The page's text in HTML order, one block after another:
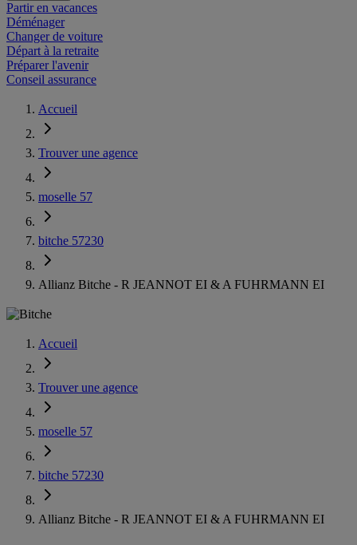
Partir en vacances
Déménager
Changer de voiture
Départ à la retraite
Préparer l'avenir
Conseil assurance
Accueil
Trouver une agence
moselle 57
bitche 57230
Allianz Bitche - R JEANNOT EI & A FUHRMANN EI
Accueil
Trouver une agence
moselle 57
bitche 57230
Allianz Bitche - R JEANNOT EI & A FUHRMANN EI